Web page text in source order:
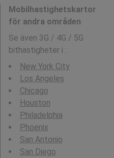
Mobilhastighetskartor
för andra områden
Se även 3G / 4G / 5G
bithastigheter i :
New York City
Los Angeles
Chicago
Houston
Philadelphia
Phoenix
San Antonio
San Diego